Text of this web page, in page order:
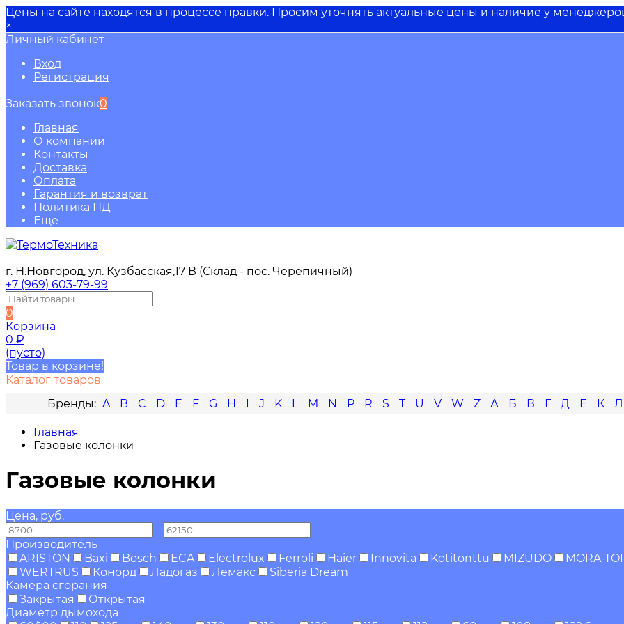
Цены на сайте находятся в процессе правки. Просим уточнять актуальные цены и наличие у
×
Личный кабинет
Вход
Регистрация
Заказать звонок0
Главная
О компании
Контакты
Доставка
Оплата
Гарантия и возврат
Политика ПД
Еще
г. Н.Новгород, ул. Кузбасская,17 В (Склад - пос. Черепичный)
+7 (969) 603-79-99
0
Корзина
0 ₽
(пусто)
Товар в корзине!
Каталог товаров
A
B C D E F G H I J K L M N P R S T U V W Z А Б В Г Д Е К Л
Главная
Газовые колонки
Газовые колонки
Цена, руб.
Производитель
ARISTON
Baxi Bosch ECA Electrolux Ferroli Haier Innovita Kotitonttu MIZUDO MORA-
WERTRUS
Конорд Ладогаз Лемакс
Siberia Dream
Камера сгорания
Закрытая
Открытая
Диаметр дымохода